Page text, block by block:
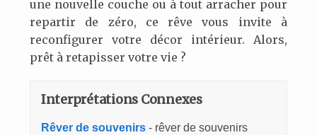
une nouvelle couche ou à tout arracher pour
repartir de zéro, ce rêve vous invite à
reconfigurer votre décor intérieur. Alors,
prêt à retapisser votre vie ?
Interprétations Connexes
Rêver de souvenirs- rêver de souvenirs